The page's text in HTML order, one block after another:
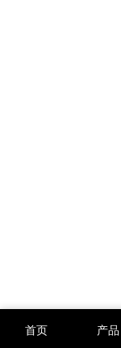
首页 产品